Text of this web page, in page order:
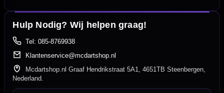
Hulp Nodig? Wij helpen graag!
Tel: 085-8769938
Klantenservice@mcdartshop.nl
Mcdartshop.nl Graaf Hendrikstraat 5A1, 4651TB Steenbergen,
Nederland.